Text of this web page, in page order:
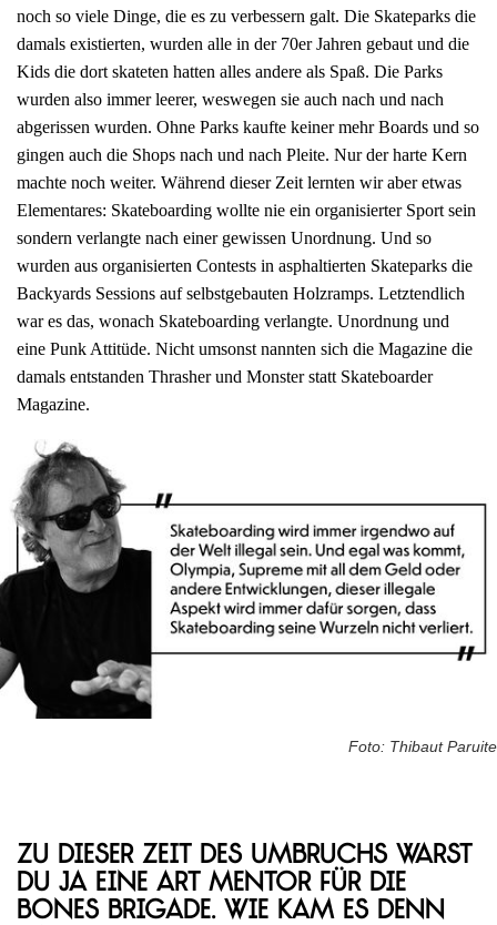
noch so viele Dinge, die es zu verbessern galt. Die Skateparks die
damals existierten, wurden alle in der 70er Jahren gebaut und die
Kids die dort skateten hatten alles andere als Spaß. Die Parks
wurden also immer leerer, weswegen sie auch nach und nach
abgerissen wurden. Ohne Parks kaufte keiner mehr Boards und so
gingen auch die Shops nach und nach Pleite. Nur der harte Kern
machte noch weiter. Während dieser Zeit lernten wir aber etwas
Elementares: Skateboarding wollte nie ein organisierter Sport sein
sondern verlangte nach einer gewissen Unordnung. Und so
wurden aus organisierten Contests in asphaltierten Skateparks die
Backyards Sessions auf selbstgebauten Holzramps. Letztendlich
war es das, wonach Skateboarding verlangte. Unordnung und
eine Punk Attitüde. Nicht umsonst nannten sich die Magazine die
damals entstanden Thrasher und Monster statt Skateboarder
Magazine.
Foto: Thibaut Paruite
Zu dieser Zeit des Umbruchs warst
du ja eine Art Mentor für die
Bones Brigade. Wie kam es denn